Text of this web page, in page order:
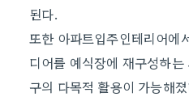
된다.
또한 아파트입주인테리어에
디어를 예식장에 재구성하
구의 다목적 활용이 가능해